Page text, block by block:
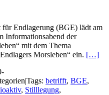
für Endlagerung (BGE) lädt am
Informationsabend der
mit dem Thema
Morsleben“ ein. […]
|Tags: betrifft, BGE,
, Stilllegung,